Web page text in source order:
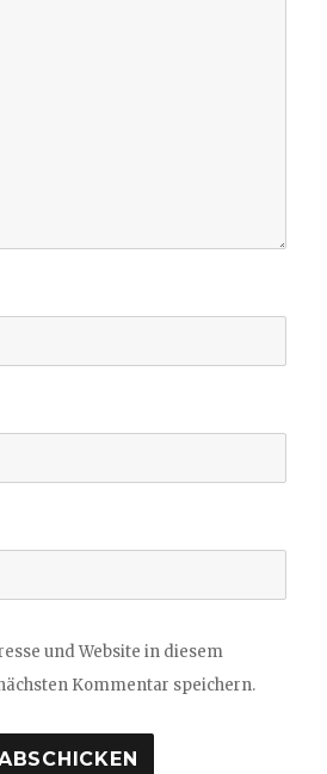
und Website in diesem
Kommentar speichern.